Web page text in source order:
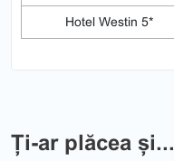
Hotel Westin 5*
Ți-ar plăcea și...